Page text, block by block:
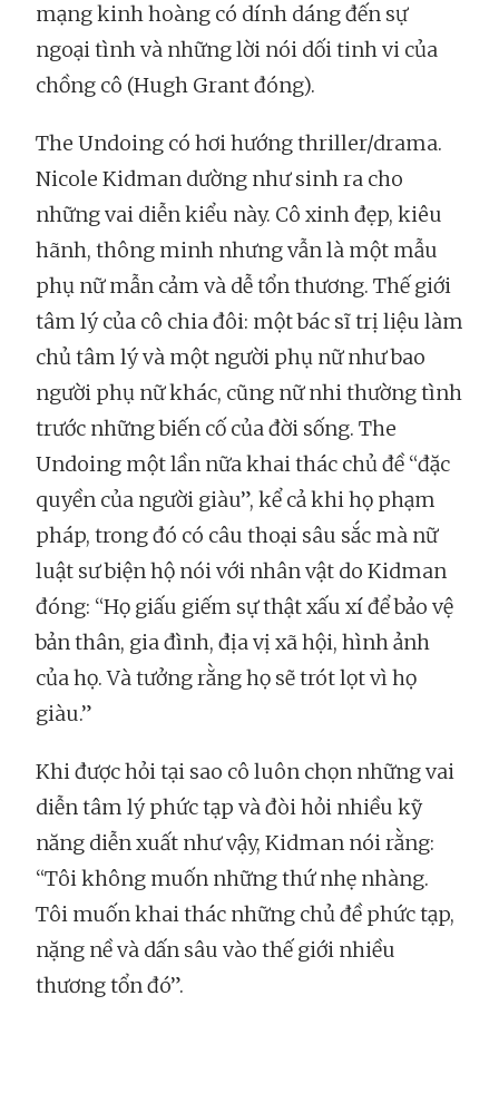
mạng kinh hoàng có dính dáng đến sự
ngoại tình và những lời nói dối tinh vi của
chồng cô (Hugh Grant đóng).
The Undoing có hơi hướng thriller/drama.
Nicole Kidman dường như sinh ra cho
những vai diễn kiểu này. Cô xinh đẹp, kiêu
hãnh, thông minh nhưng vẫn là một mẫu
phụ nữ mẫn cảm và dễ tổn thương. Thế giới
tâm lý của cô chia đôi: một bác sĩ trị liệu làm
chủ tâm lý và một người phụ nữ như bao
người phụ nữ khác, cũng nữ nhi thường tình
trước những biến cố của đời sống. The
Undoing một lần nữa khai thác chủ đề “đặc
quyền của người giàu”, kể cả khi họ phạm
pháp, trong đó có câu thoại sâu sắc mà nữ
luật sư biện hộ nói với nhân vật do Kidman
đóng: “Họ giấu giếm sự thật xấu xí để bảo vệ
bản thân, gia đình, địa vị xã hội, hình ảnh
của họ. Và tưởng rằng họ sẽ trót lọt vì họ
giàu.”
Khi được hỏi tại sao cô luôn chọn những vai
diễn tâm lý phức tạp và đòi hỏi nhiều kỹ
năng diễn xuất như vậy, Kidman nói rằng:
“Tôi không muốn những thứ nhẹ nhàng.
Tôi muốn khai thác những chủ đề phức tạp,
nặng nề và dấn sâu vào thế giới nhiều
thương tổn đó”.